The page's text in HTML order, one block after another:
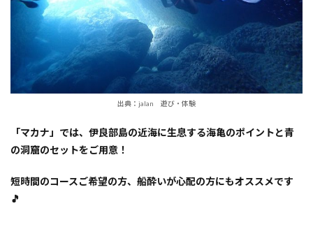
出典：jalan 遊び・体験
「マカナ」では、伊良部島の近海に生息する海亀のポイントと青
の洞窟のセットをご用意！
短時間のコースご希望の方、船酔いが心配の方にもオススメです
🎵